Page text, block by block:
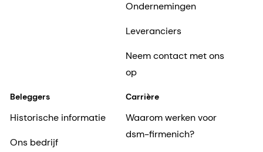
Ondernemingen
Leveranciers
Neem contact met ons
op
Beleggers
Historische informatie
Ons bedrijf
Carrière
Waarom werken voor
dsm-firmenich?